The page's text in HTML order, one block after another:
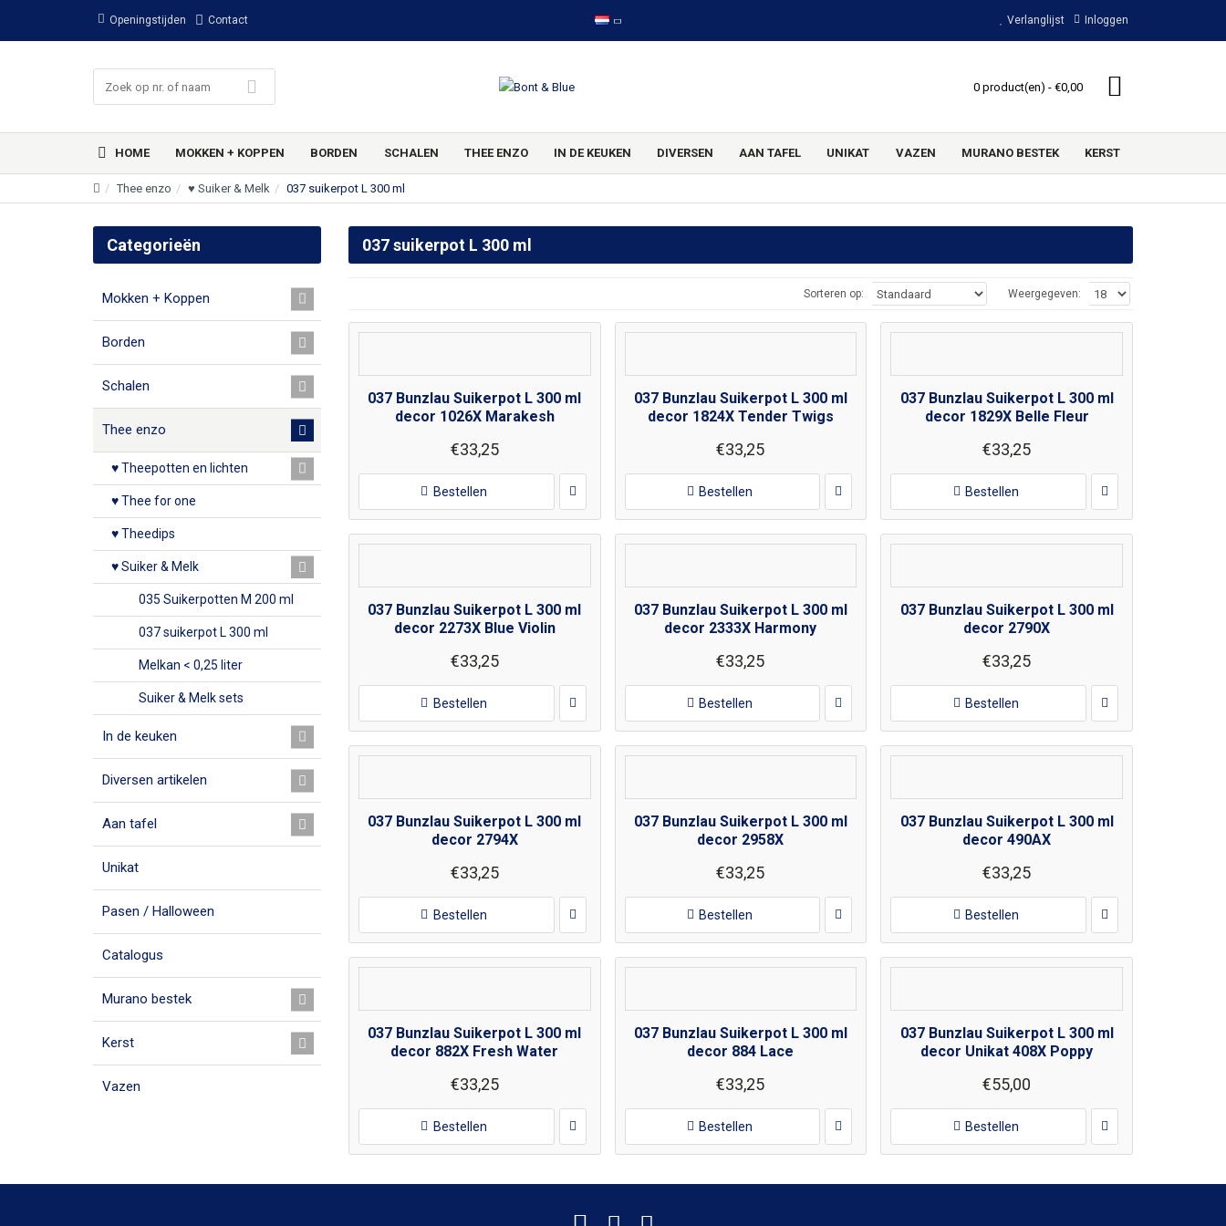
Openingstijden Contact Verlanglijst Inloggen
0 product(en) - €0,00
HOME MOKKEN + KOPPEN BORDEN SCHALEN THEE ENZO IN DE KEUKEN DIVERSEN AAN TAFEL UNIKAT VAZEN MURANO BESTEK KERST
Thee enzo ♥ Suiker & Melk 037 suikerpot L 300 ml
Categorieën
Mokken + Koppen
Borden
Schalen
Thee enzo
♥ Theepotten en lichten
♥ Thee for one
♥ Theedips
♥ Suiker & Melk
035 Suikerpotten M 200 ml
037 suikerpot L 300 ml
Melkan < 0,25 liter
Suiker & Melk sets
In de keuken
Diversen artikelen
Aan tafel
Unikat
Pasen / Halloween
Catalogus
Murano bestek
Kerst
Vazen
037 suikerpot L 300 ml
Sorteren op: Weergegeven:
037 Bunzlau Suikerpot L 300 ml
decor 1026X Marakesh
€33,25
Bestellen
037 Bunzlau Suikerpot L 300 ml
decor 1824X Tender Twigs
€33,25
Bestellen
037 Bunzlau Suikerpot L 300 ml
decor 1829X Belle Fleur
€33,25
Bestellen
037 Bunzlau Suikerpot L 300 ml
decor 2273X Blue Violin
€33,25
Bestellen
037 Bunzlau Suikerpot L 300 ml
decor 2333X Harmony
€33,25
Bestellen
037 Bunzlau Suikerpot L 300 ml
decor 2790X
€33,25
Bestellen
037 Bunzlau Suikerpot L 300 ml
decor 2794X
€33,25
Bestellen
037 Bunzlau Suikerpot L 300 ml
decor 2958X
€33,25
Bestellen
037 Bunzlau Suikerpot L 300 ml
decor 490AX
€33,25
Bestellen
037 Bunzlau Suikerpot L 300 ml
decor 882X Fresh Water
€33,25
Bestellen
037 Bunzlau Suikerpot L 300 ml
decor 884 Lace
€33,25
Bestellen
037 Bunzlau Suikerpot L 300 ml
decor Unikat 408X Poppy
€55,00
Bestellen